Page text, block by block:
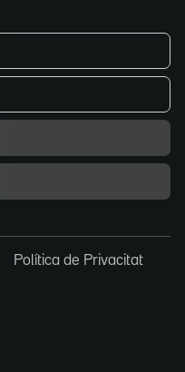
Política de Privacitat